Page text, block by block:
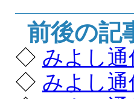
前後の記
◇ みよし
◇ みよし